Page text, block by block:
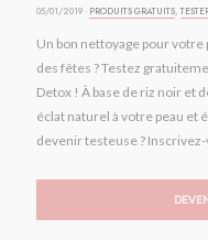
05/01/2019 · PRODUITS GRATUITS,
Un bon nettoyage pour votre
des fêtes ? Testez
Detox ! À base de riz noir et
éclat naturel à votre peau
devenir testeuse ? Inscrivez-